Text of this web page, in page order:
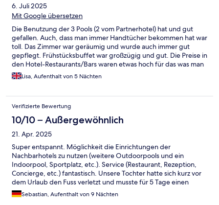
6. Juli 2025
Mit Google übersetzen
Die Benutzung der 3 Pools (2 vom Partnerhotel) hat und gut
gefallen. Auch, dass man immer Handtücher bekommen hat war
toll. Das Zimmer war geräumig und wurde auch immer gut
gepflegt. Frühstücksbuffet war großzügig und gut. Die Preise in
den Hotel-Restaurants/Bars waren etwas hoch für das was man
bekommen hat. Die Pina Colada hat nach fast gar nichts
geschmeckt, die Annanas war schon etwas älter… Die
Strände in der Nähe (ca. 15min Gehzeit) Alles in Allem ein
gelungener Aufenthalt!
Lisa, Aufenthalt von 5 Nächten
Verifizierte Bewertung
10/10 – Außergewöhnlich
21. Apr. 2025
Super entspannt. Möglichkeit die Einrichtungen der
Nachbarhotels zu nutzen (weitere Outdoorpools und ein
Indoorpool, Sportplatz, etc.). Service (Restaurant, Rezeption,
Concierge, etc.) fantastisch. Unsere Tochter hatte sich kurz vor
dem Urlaub den Fuss verletzt und musste für 5 Tage einen
Rollstuhl nutzen, den uns das Hotel gab und auch sonst auf ihre
Bedürfnisse Rücksicht nahm. Kidsclub modern und hochwertig.
Sebastian, Aufenthalt von 9 Nächten